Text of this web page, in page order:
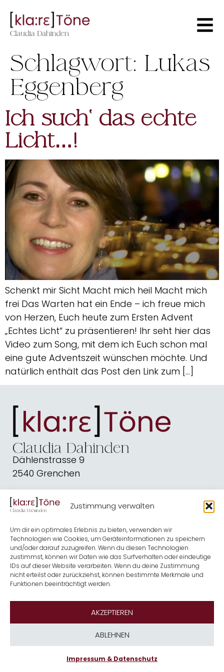
Zustimmung verwalten
Um dir ein optimales Erlebnis zu bieten, verwenden wir
Technologien wie Cookies, um Geräteinformationen zu speichern
und/oder darauf zuzugreifen. Wenn du diesen Technologien
zustimmst, können wir Daten wie das Surfverhalten oder eindeutige
IDs auf dieser Website verarbeiten. Wenn du deine Zustimmung
nicht erteilst oder zurückziehst, können bestimmte Merkmale und
Funktionen beeinträchtigt werden.
AKZEPTIEREN
ABLEHNEN
Impressum & Datenschutz
Schlagwort: Lukas
Eggenberg
Ich such‘ das echte
Licht…!
Schenkt mir Sicht Macht mich heil Macht mich
frei Das Warten hat ein Ende – ich freue mich
von Herzen, Euch heute zum Ersten Advent
„Echtes Licht“ zu präsentieren! Ihr seht hier das
Video zum Song, mit dem ich Euch schon mal
eine gute Adventszeit wünschen möchte. Und
natürlich enthält das Post den Link zum […]
Dählenstrasse 9
2540 Grenchen
dahindenbooks@quickline.ch
Schreiben
Kirche
Musik
Kontakt
Shop
Termine
Über mich
Impressum & Datenschutz